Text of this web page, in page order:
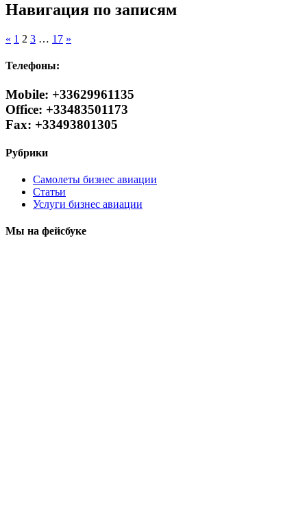
Навигация по записям
« 1 2 3 … 17 »
Телефоны:
Mobile: +33629961135
Office: +33483501173
Fax: +33493801305
Рубрики
Самолеты бизнес авиации
Статьи
Услуги бизнес авиации
Мы на фейсбуке